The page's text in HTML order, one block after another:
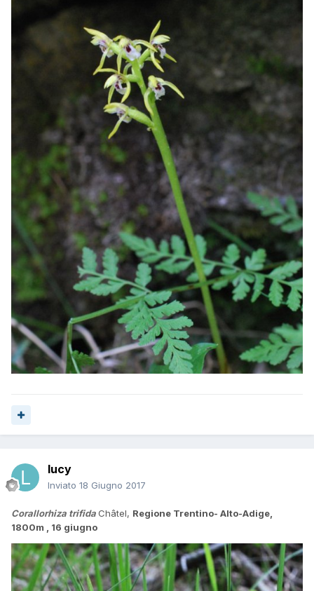
lucy
Inviato 18 Giugno 2017
Corallorhiza trifidaChâtel, Regione Trentino- Alto-Adige,
1800m , 16 giugno